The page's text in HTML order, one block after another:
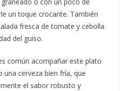
o con un poco de
un toque crocante. También
fresca de tomate y cebolla
del guiso.
común acompañar este plato
una cerveza bien fría, que
el sabor robusto y